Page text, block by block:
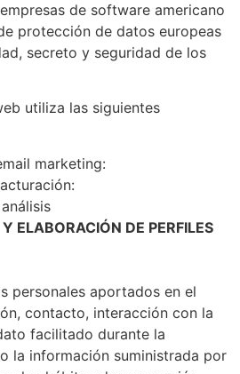
de software americano
protección de datos europeas
secreto y seguridad de los
utiliza las siguientes
marketing:
DE PERFILES
personales aportados en el
contacto, interacción con la
facilitado durante la
la información suministrada por